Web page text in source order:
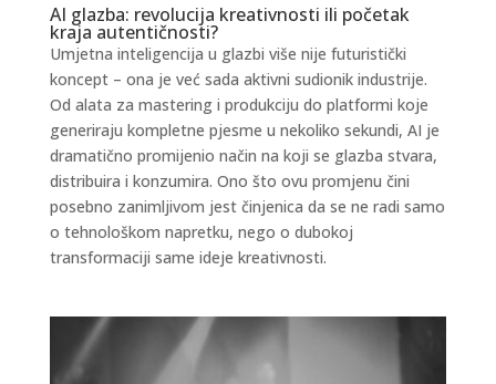
AI glazba: revolucija kreativnosti ili početak
kraja autentičnosti?
Umjetna inteligencija u glazbi više nije futuristički
koncept – ona je već sada aktivni sudionik industrije.
Od alata za mastering i produkciju do platformi koje
generiraju kompletne pjesme u nekoliko sekundi, AI je
dramatično promijenio način na koji se glazba stvara,
distribuira i konzumira. Ono što ovu promjenu čini
posebno zanimljivom jest činjenica da se ne radi samo
o tehnološkom napretku, nego o dubokoj
transformaciji same ideje kreativnosti.